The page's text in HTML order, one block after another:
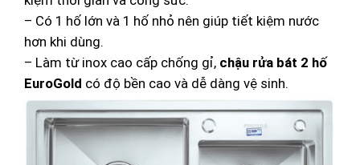
– Có 1 hố lớn và 1 hố nhỏ nên giúp tiết kiệm nước
hơn khi dùng.
– Làm từ inox cao cấp chống gỉ, chậu rửa bát 2 hố
EuroGold có độ bền cao và dễ dàng vệ sinh.